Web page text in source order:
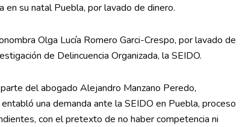
su natal Puebla, por lavado de dinero.
Olga Lucía Romero Garci-Crespo, por lavado de
de Delincuencia Organizada, la SEIDO.
del abogado Alejandro Manzano Peredo,
una demanda ante la SEIDO en Puebla, proceso
con el pretexto de no haber competencia ni